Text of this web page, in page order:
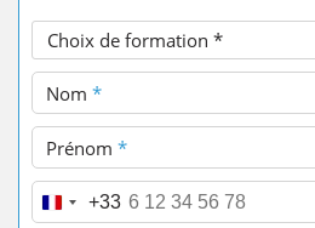
Choix de formation *
Nom *
Prénom *
Téléphone *
+33